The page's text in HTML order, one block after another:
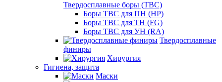
Твердосплавные боры (ТВС)
Боры ТВС для ПН (HP)
Боры ТВС для ТН (FG)
Боры ТВС для УН (RA)
Твердосплавные
финиры
Хирургия
Гигиена, защита
Маски